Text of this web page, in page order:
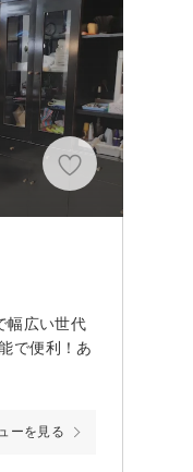
幅広い世代
で便利！あ
ーを見る